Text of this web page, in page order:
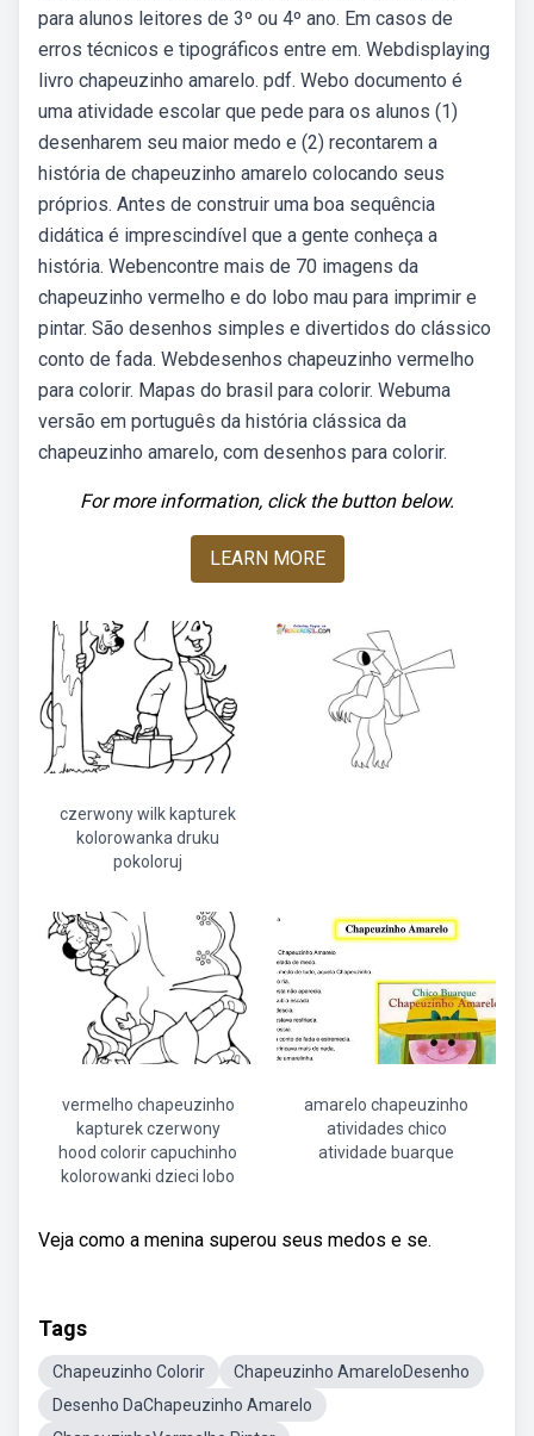
para alunos leitores de 3º ou 4º ano. Em casos de
erros técnicos e tipográficos entre em. Webdisplaying
livro chapeuzinho amarelo. pdf. Webo documento é
uma atividade escolar que pede para os alunos (1)
desenharem seu maior medo e (2) recontarem a
história de chapeuzinho amarelo colocando seus
próprios. Antes de construir uma boa sequência
didática é imprescindível que a gente conheça a
história. Webencontre mais de 70 imagens da
chapeuzinho vermelho e do lobo mau para imprimir e
pintar. São desenhos simples e divertidos do clássico
conto de fada. Webdesenhos chapeuzinho vermelho
para colorir. Mapas do brasil para colorir. Webuma
versão em português da história clássica da
chapeuzinho amarelo, com desenhos para colorir.
For more information, click the button below.
LEARN MORE
czerwony wilk kapturek
kolorowanka druku
pokoloruj
vermelho chapeuzinho
kapturek czerwony
hood colorir capuchinho
kolorowanki dzieci lobo
amarelo chapeuzinho
atividades chico
atividade buarque
Veja como a menina superou seus medos e se.
Tags
Chapeuzinho Colorir
Chapeuzinho AmareloDesenho
Desenho DaChapeuzinho Amarelo